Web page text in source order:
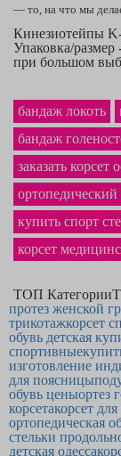
— то, на что мы
Кинезиотейпы
Упаковка/
при большом
— Вы выбрали
товары, как
заказ. У нас на
по всей Украине.
продуктом, о
бандаж локоть
бандаж
заказать корсет
ортопедический
купить спорт
корсет
ТОП Категории
протез женской
трикотажкорсет
обувь детская
спортивные
изготовление
для поясницы
обувь ценыортез
корсетакорсет
ортопедическая
стельки
детская одесса